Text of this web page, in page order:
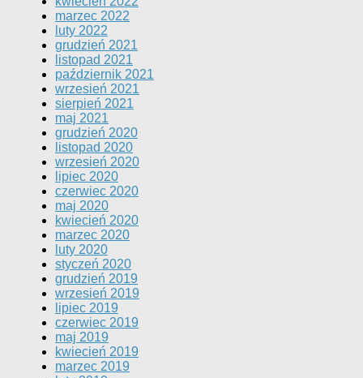
marzec 2022
luty 2022
grudzień 2021
listopad 2021
październik 2021
wrzesień 2021
sierpień 2021
maj 2021
grudzień 2020
listopad 2020
wrzesień 2020
lipiec 2020
czerwiec 2020
maj 2020
kwiecień 2020
marzec 2020
luty 2020
styczeń 2020
grudzień 2019
wrzesień 2019
lipiec 2019
czerwiec 2019
maj 2019
kwiecień 2019
marzec 2019